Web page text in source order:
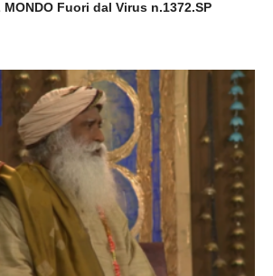
MONDO Fuori dal Virus n.1372.SP